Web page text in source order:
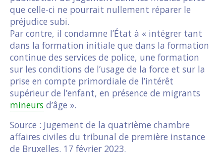
que celle-ci ne pourrait nullement réparer le
préjudice subi.
Par contre, il condamne l’État à « intégrer tant
dans la formation initiale que dans la formation
continue des services de police, une formation
sur les conditions de l’usage de la force et sur la
prise en compte primordiale de l’intérêt
supérieur de l’enfant, en présence de migrants
mineurs d’âge ».
Source : Jugement de la quatrième chambre
affaires civiles du tribunal de première instance
de Bruxelles. 17 février 2023.